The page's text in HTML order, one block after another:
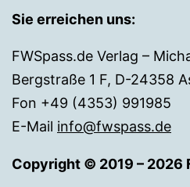
Sie erreichen uns:
FWSpass.de Verlag –
Bergstraße 1 F, D-24358
Fon +49 (4353) 991985
E-Mail info@fwspass.de
Copyright © 2019 – 2026